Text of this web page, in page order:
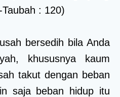
: 120)
bersedih bila Anda
khususnya kaum
takut dengan beban
saja beban hidup itu